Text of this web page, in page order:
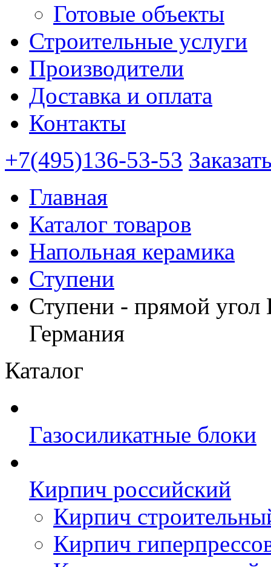
Готовые объекты
Строительные услуги
Производители
Доставка и оплата
Контакты
+7(495)136-53-53
Главная
Каталог товаров
Напольная керамика
Ступени
Ступени - прямой
Германия
Каталог
Газосиликатные блоки
Кирпич российский
Кирпич
Кирпич